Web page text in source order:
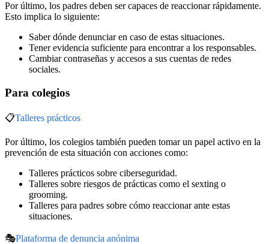
Por último, los padres deben ser capaces de reaccionar rápidamente.
Esto implica lo siguiente:
Saber dónde denunciar en caso de estas situaciones.
Tener evidencia suficiente para encontrar a los responsables.
Cambiar contraseñas y accesos a sus cuentas de redes
sociales.
Para colegios
📋Talleres prácticos
Por último, los colegios también pueden tomar un papel activo en la
prevención de esta situación con acciones como:
Talleres prácticos sobre ciberseguridad.
Talleres sobre riesgos de prácticas como el sexting o
grooming.
Talleres para padres sobre cómo reaccionar ante estas
situaciones.
🎭Plataforma de denuncia anónima